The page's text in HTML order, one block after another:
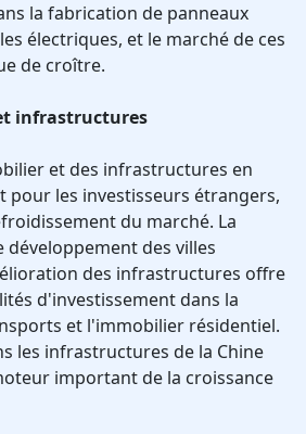
la fabrication de panneaux
électriques, et le marché de ces
de croître.
infrastructures
et des infrastructures en
pour les investisseurs étrangers,
du marché. La
des villes
des infrastructures offre
d'investissement dans la
et l'immobilier résidentiel.
les infrastructures de la Chine
important de la croissance